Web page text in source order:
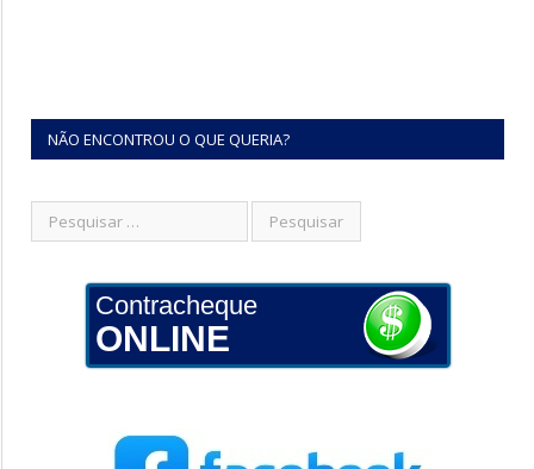
NÃO ENCONTROU O QUE QUERIA?
Contracheque
ONLINE